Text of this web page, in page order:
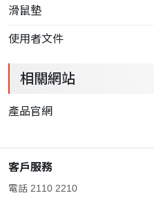
滑鼠墊
使用者文件
相關網站
產品官網
客戶服務
電話 2110 2210